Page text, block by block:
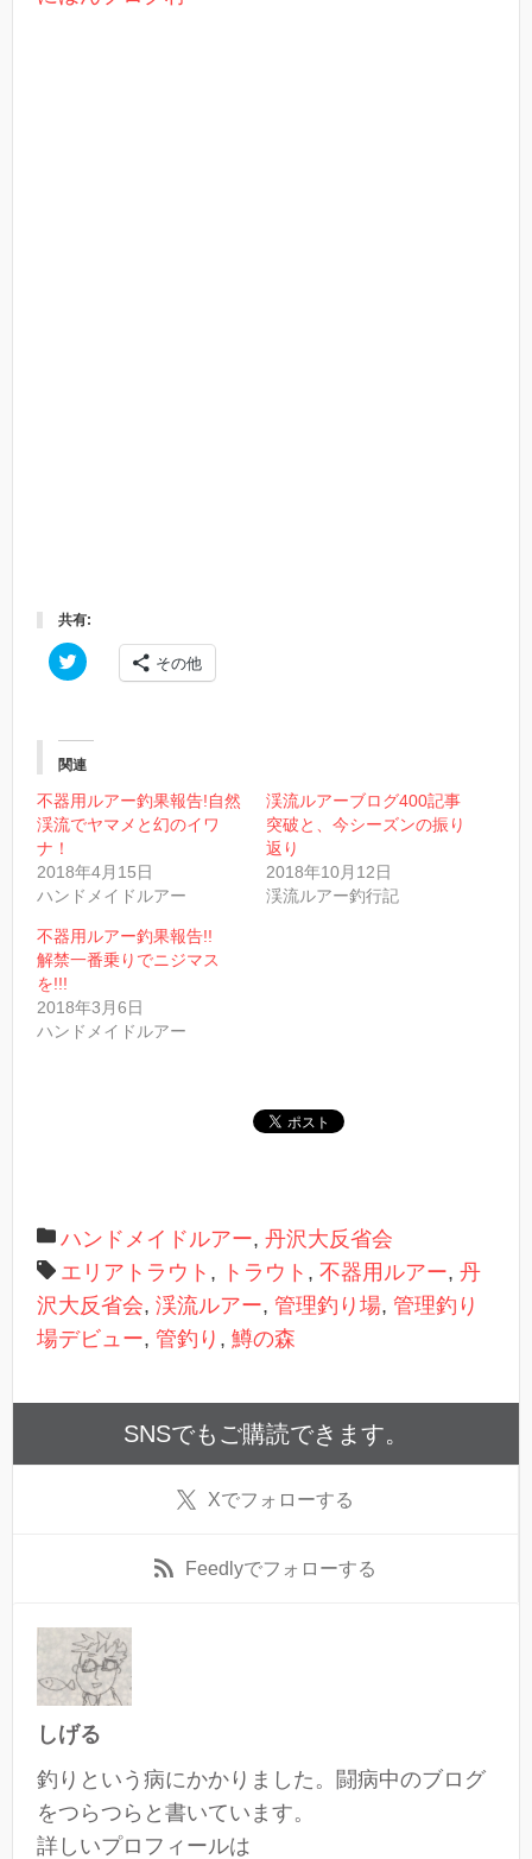
共有:
ク
リ
て
w
t
t
e
共
有
(
し
い
ウ
ン
ド
ウ
で
その他
関連
不器用ルアー釣果報告!自然
渓流でヤマメと幻のイワ
ナ！
2018年4月15日
ハンドメイドルアー
渓流ルアーブログ400記事
突破と、今シーズンの振り
返り
2018年10月12日
渓流ルアー釣行記
不器用ルアー釣果報告!!
解禁一番乗りでニジマス
を!!!
2018年3月6日
ハンドメイドルアー
ハンドメイドルアー, 丹沢大反省会
エリアトラウト , トラウト , 不器用ルアー, 丹
沢大反省会, 渓流ルアー, 管理釣り場, 管理釣り
場デビュー, 管釣り , 鱒の森
SNSでもご購読できます。
Xでフォローする
Feedlyでフォローする
しげる
釣りという病にかかりました。闘病中のブログ
をつらつらと書いています。
詳しいプロフィールは